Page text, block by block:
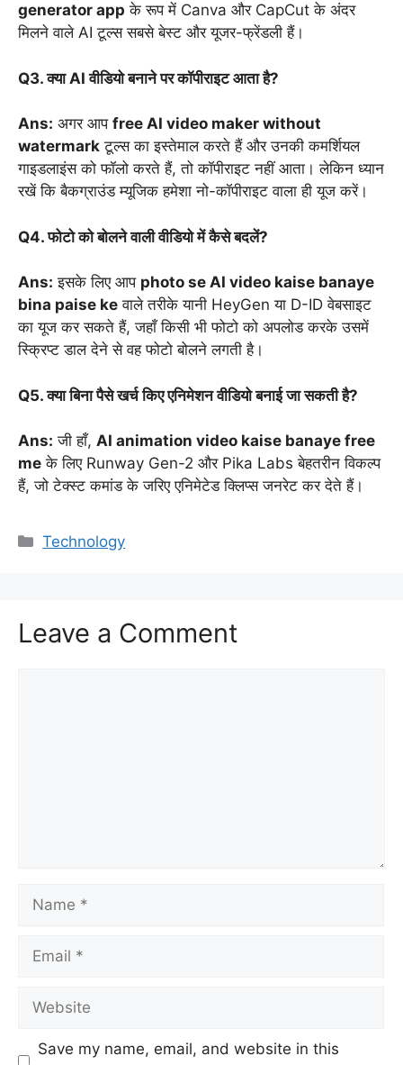
generator app के रूप में Canva और CapCut के अंदर
मिलने वाले AI टूल्स सबसे बेस्ट और यूजर-फ्रेंडली हैं।
Q3. क्या AI वीडियो बनाने पर कॉपीराइट आता है?
Ans: अगर आप free AI video maker without
watermark टूल्स का इस्तेमाल करते हैं और उनकी कमर्शियल
गाइडलाइंस को फॉलो करते हैं, तो कॉपीराइट नहीं आता। लेकिन ध्यान
रखें कि बैकग्राउंड म्यूजिक हमेशा नो-कॉपीराइट वाला ही यूज करें।
Q4. फोटो को बोलने वाली वीडियो में कैसे बदलें?
Ans: इसके लिए आप photo se AI video kaise banaye
bina paise ke वाले तरीके यानी HeyGen या D-ID वेबसाइट
का यूज कर सकते हैं, जहाँ किसी भी फोटो को अपलोड करके उसमें
स्क्रिप्ट डाल देने से वह फोटो बोलने लगती है।
Q5. क्या बिना पैसे खर्च किए एनिमेशन वीडियो बनाई जा सकती है?
Ans: जी हाँ, AI animation video kaise banaye free
me के लिए Runway Gen-2 और Pika Labs बेहतरीन विकल्प
हैं, जो टेक्स्ट कमांड के जरिए एनिमेटेड क्लिप्स जनरेट कर देते हैं।
Categories
Technology
Leave a Comment
Name
Email
Website
Save my name, email, and website in this